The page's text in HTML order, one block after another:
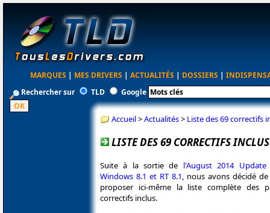
MARQUES | MES DRIVERS | ACTUALITÉS | DOSSIERS |
Rechercher sur
TLD Google
Accueil>Actualités> Liste des 69 correctifs
LISTE DES 69 CORRECTIFS
Suite à la sortie de l'August 2014
Windows 8.1 et RT 8.1
, nous avons décidé
proposer ici-même la liste complète des
correctifs inclus.